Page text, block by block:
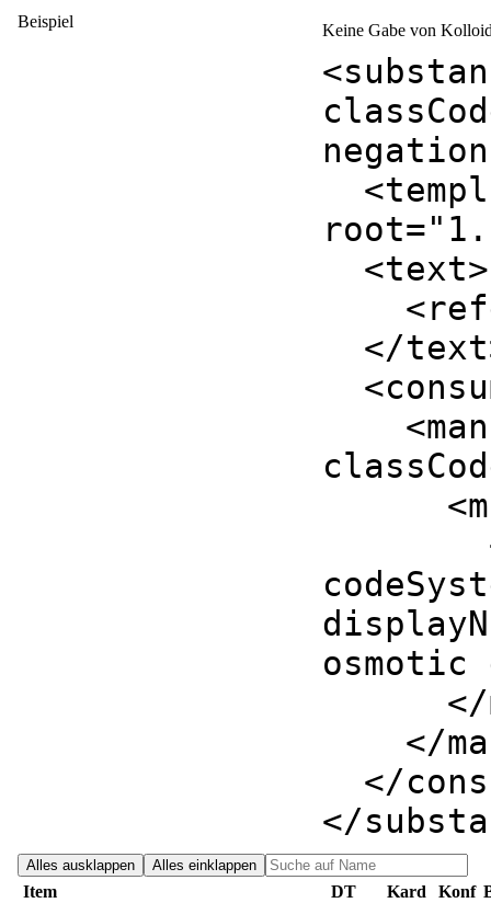
Beispiel Keine Gabe von
<
<
root="
<text>
<
</text
<
<
<
</
</
</
</
Alles ausklappen Alles einklappen
Item DT Kard Konf